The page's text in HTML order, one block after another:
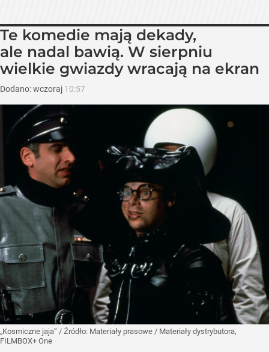
Te komedie mają dekady,
ale nadal bawią. W sierpniu
wielkie gwiazdy wracają na ekran
Dodano:wczoraj 10:57
„Kosmiczne jaja” / Źródło: Materiały prasowe / Materiały dystrybutora,
FILMBOX+ One